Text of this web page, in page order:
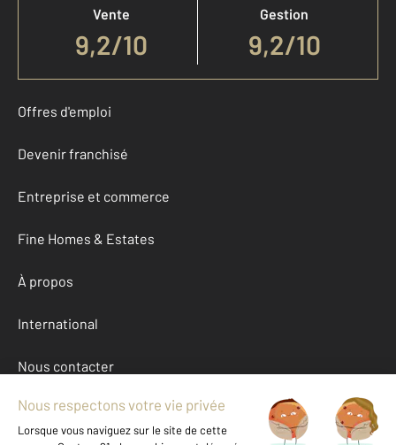
Vente
9,2/10
Gestion
9,2/10
Offres d'emploi
Devenir franchisé
Entreprise et commerce
Fine Homes & Estates
À propos
International
Nous contacter